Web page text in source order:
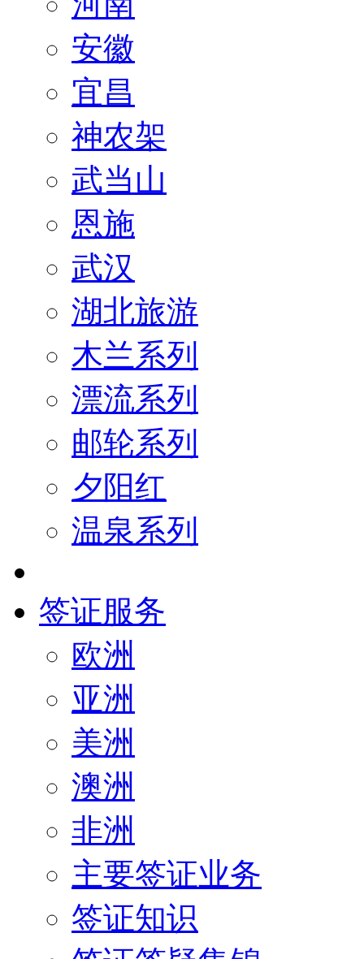
安徽
宜昌
神农架
武当山
恩施
武汉
湖北旅游
木兰系列
漂流系列
邮轮系列
夕阳红
温泉系列
签证服务
欧洲
亚洲
美洲
澳洲
非洲
主要签证业务
签证知识